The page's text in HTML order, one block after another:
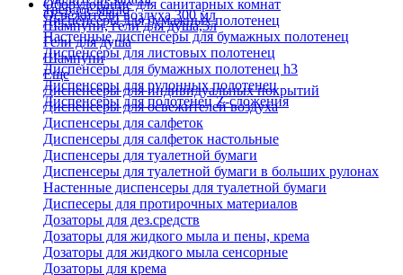
Твердое мыло
Шампуни, гели для душа,5л
Гели для душа
Шампуни
Освежители воздуха 300 мл
Оборудование для санитарных комнат
Диспенсеры для бумажных полотенец
Настенные диспенсеры для бумажных полотенец
Диспенсеры для листовых полотенец
Диспенсеры для бумажных полотенец h3
Диспенсеры для рулонных полотенец
Диспенсеры для полотенец Z-сложения
Еще
Диспенсеры для индивидуальных покрытий
Диспенсеры для освежителей воздуха
Диспенсеры для салфеток
Диспенсеры для салфеток настольные
Диспенсеры для туалетной бумаги
Диспенсеры для туалетной бумаги в больших рулонах
Настенные диспенсеры для туалетной бумаги
Диспесеры для протирочных материалов
Дозаторы для дез.средств
Дозаторы для жидкого мыла и пены, крема
Дозаторы для жидкого мыла сенсорные
Дозаторы для крема